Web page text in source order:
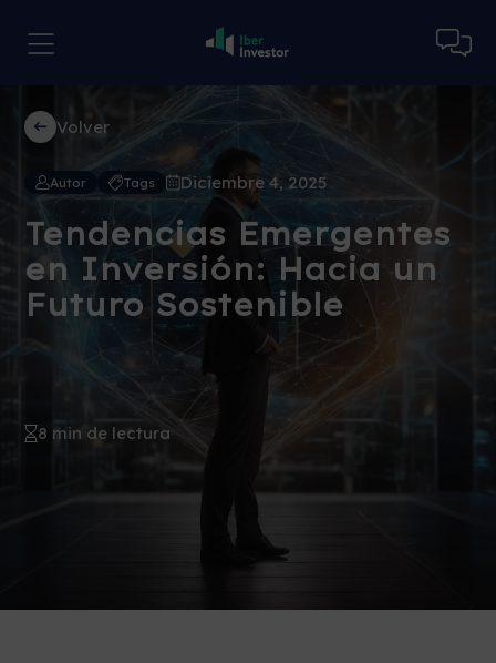
Volver
Autor Tags Diciembre 4, 2025
Tendencias Emergentes
en Inversión: Hacia un
Futuro Sostenible
8 min de lectura